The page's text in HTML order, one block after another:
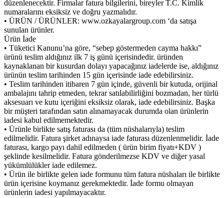
düzenlenecektir. Firmalar fatura bilgilerini, bireyler T.C. Kimlik
numaralarını eksiksiz ve doğru yazmalıdır.
• ÜRÜN / ÜRÜNLER: www.ozkayalargroup.com ‘da satışa
sunulan ürünler.
Ürün İade
• Tüketici Kanunu’na göre, “sebep göstermeden cayma hakkı”
ürünü teslim aldığınız ilk 7 iş günü içerisindedir. üründen
kaynaklanan bir kusurdan dolayı yapacağınız iadelerde ise, aldığınız
ürünün teslim tarihinden 15 gün içerisinde iade edebilirsiniz.
• Teslim tarihinden itibaren 7 gün içinde, güvenli bir kutuda, orijinal
ambalajını tahrip etmeden, tekrar satılabilirliğini bozmadan, her türlü
aksesuarı ve kutu içeriğini eksiksiz olarak, iade edebilirsiniz. Başka
bir müşteri tarafından satın alınamayacak durumda olan ürünlerin
iadesi kabul edilmemektedir.
• Ürünle birlikte satış faturası da (tüm nüshalarıyla) teslim
edilmelidir. Fatura şirket adınaysa iade faturası düzenlenmelidir. İade
faturası, kargo payı dahil edilmeden ( ürün birim fiyatı+KDV )
şeklinde kesilmelidir. Fatura gönderilmezse KDV ve diğer yasal
yükümlülükler iade edilemez.
• Ürün ile birlikte gelen iade formunu tüm fatura nüshaları ile birlikte
ürün içerisine koymanız gerekmektedir. İade formu olmayan
ürünlerin iadesi yapılmayacaktır.